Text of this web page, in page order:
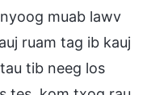
muab lawv
ruam tag ib kauj
tib neeg los